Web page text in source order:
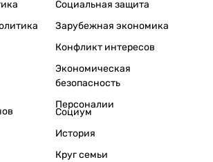
Социальная защита
Зарубежная экономика
Конфликт интересов
Экономическая
безопасность
Персоналии
Социум
История
Круг семьи